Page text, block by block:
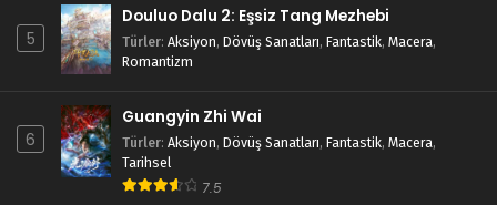
Tales of Herding Gods 22.Bölüm izle
Blm 22 - Mart 19, 2025
Blm 21 - Mart 10, 2025
Tales of Herding Gods 20.Bölüm izle
5
Douluo Dalu 2: Eşsiz Tang Mezhebi
Türler: Aksiyon, Dövüş Sanatları, Fantastik, Macera,
Romantizm
6
Guangyin Zhi Wai
Türler: Aksiyon, Dövüş Sanatları, Fantastik, Macera,
Tarihsel
7.5